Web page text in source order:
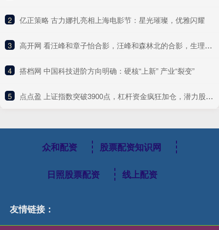
2 ​亿正策略 古力娜扎亮相上海电影节：星光璀璨，优雅闪耀
3 ​高开网 看汪峰和章子怡合影，汪峰和森林北的合影，生理性喜欢显而易见
4 ​搭档网 中国科技进阶方向明确：硬核“上新” 产业“裂变”
5 ​点点盈 上证指数突破3900点，杠杆资金疯狂加仓，潜力股爆发在即
众和配资 股票配资知识网
日照股票配资 线上配资
友情链接：